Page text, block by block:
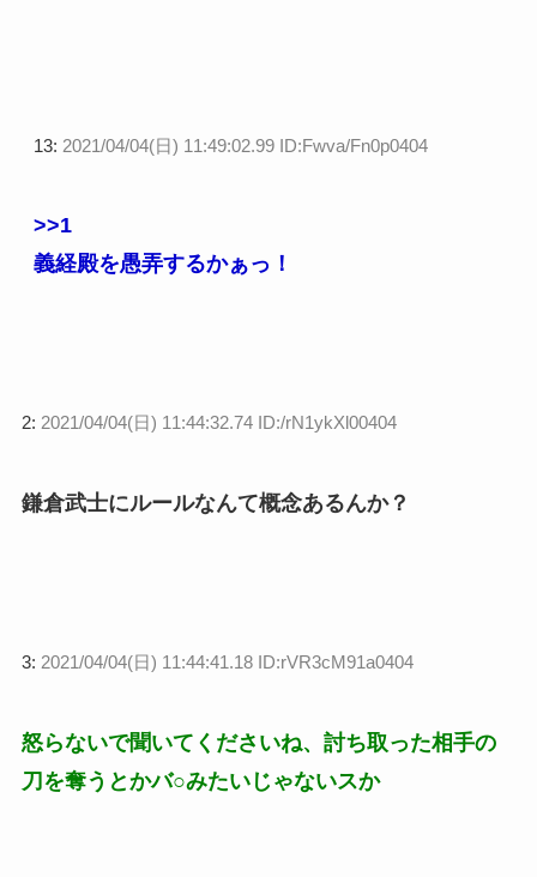
13: 2021/04/04(日) 11:49:02.99 ID:Fwva/Fn0p0404
>>1
義経殿を愚弄するかぁっ！
2: 2021/04/04(日) 11:44:32.74 ID:/rN1ykXl00404
鎌倉武士にルールなんて概念あるんか？
3: 2021/04/04(日) 11:44:41.18 ID:rVR3cM91a0404
怒らないで聞いてくださいね、討ち取った相手の
刀を奪うとかバ○みたいじゃないスか